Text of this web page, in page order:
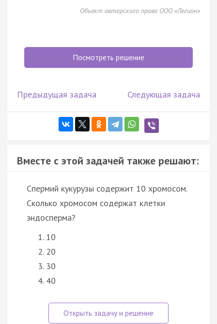
Объект авторского права ООО «Легион»
Посмотреть решение
Предыдущая задача Следующая задача
Вместе с этой задачей также решают:
Спермий кукурузы содержит 10 хромосом.
Сколько хромосом содержат клетки
эндосперма?
10
20
30
40